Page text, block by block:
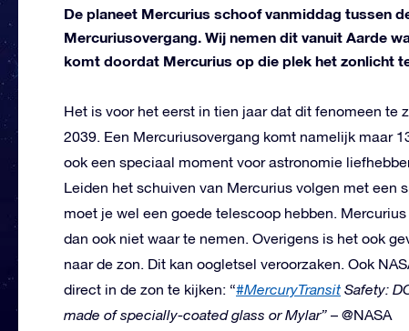
De planeet Mercurius schoof vanmiddag tussen
Mercuriusovergang. Wij nemen dit vanuit Aarde
komt doordat Mercurius op die plek het zonlicht
Het is voor het eerst in tien jaar dat dit fenomeen te
2039. Een Mercuriusovergang komt namelijk maar
ook een speciaal moment voor astronomie
Leiden het schuiven van Mercurius volgen met een
moet je wel een goede telescoop hebben.
dan ook niet waar te nemen. Overigens is het ook
naar de zon. Dit kan oogletsel veroorzaken. Ook
direct in de zon te kijken: “#MercuryTransit Safety:
made of specially-coated glass or Mylar” – @NASA